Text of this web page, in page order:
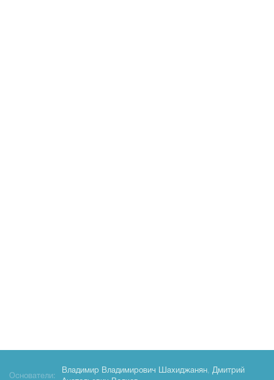
Основатели:
Владимир Владимирович Шахиджанян, Дмитрий